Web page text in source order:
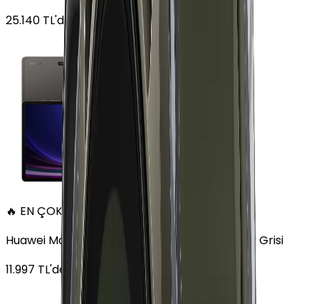
25.140 TL'den başlayan fiyatlar
🔥 EN ÇOK SATAN
Huawei MatePad 11.5 128 GB 11.5 inç Wi-Fi Uzay Grisi
11.997 TL'den başlayan fiyatlar